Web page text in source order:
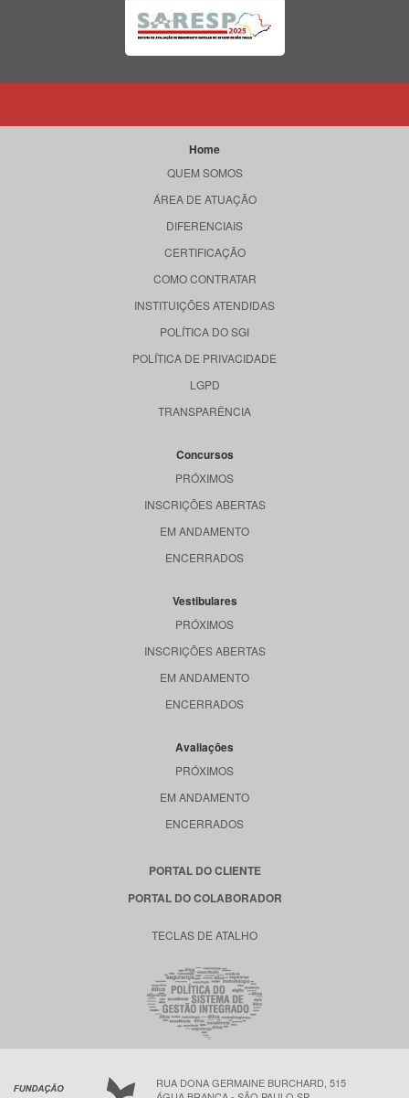
Home
QUEM SOMOS
ÁREA DE ATUAÇÃO
DIFERENCIAIS
CERTIFICAÇÃO
COMO CONTRATAR
INSTITUIÇÕES ATENDIDAS
POLÍTICA DO SGI
POLÍTICA DE PRIVACIDADE
LGPD
TRANSPARÊNCIA
Concursos
PRÓXIMOS
INSCRIÇÕES ABERTAS
EM ANDAMENTO
ENCERRADOS
Vestibulares
PRÓXIMOS
INSCRIÇÕES ABERTAS
EM ANDAMENTO
ENCERRADOS
Avaliações
PRÓXIMOS
EM ANDAMENTO
ENCERRADOS
PORTAL DO CLIENTE
PORTAL DO COLABORADOR
TECLAS DE ATALHO
RUA DONA GERMAINE BURCHARD, 515